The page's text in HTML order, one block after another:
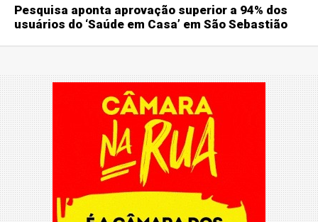
Pesquisa aponta aprovação superior a 94% dos
usuários do ‘Saúde em Casa’ em São Sebastião